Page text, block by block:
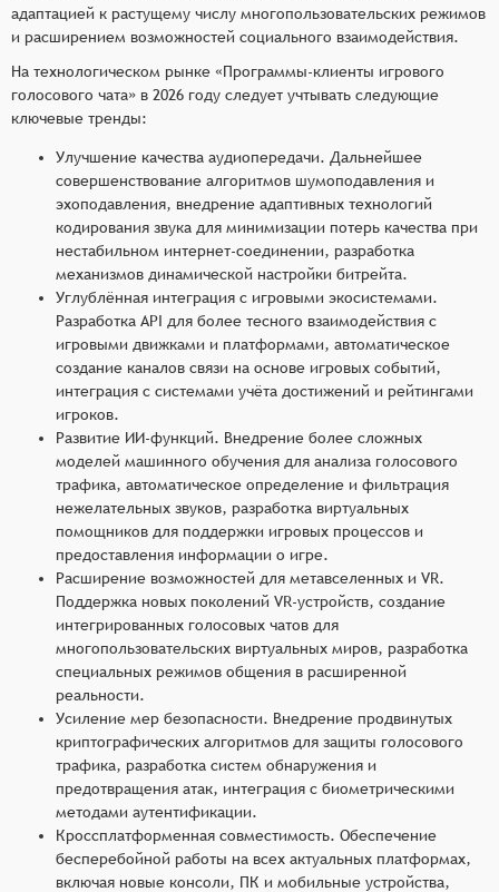
адаптацией к растущему числу многопользовательских режимов
и расширением возможностей социального взаимодействия.
На технологическом рынке «Программы-клиенты игрового
голосового чата» в 2026 году следует учтывать следующие
ключевые тренды:
Улучшение качества аудиопередачи. Дальнейшее
совершенствование алгоритмов шумоподавления и
эхоподавления, внедрение адаптивных технологий
кодирования звука для минимизации потерь качества при
нестабильном интернет-соединении, разработка
механизмов динамической настройки битрейта.
Углублённая интеграция с игровыми экосистемами.
Разработка API для более тесного взаимодействия с
игровыми движками и платформами, автоматическое
создание каналов связи на основе игровых событий,
интеграция с системами учёта достижений и рейтингами
игроков.
Развитие ИИ-функций. Внедрение более сложных
моделей машинного обучения для анализа голосового
трафика, автоматическое определение и фильтрация
нежелательных звуков, разработка виртуальных
помощников для поддержки игровых процессов и
предоставления информации о игре.
Расширение возможностей для метавселенных и VR.
Поддержка новых поколений VR-устройств, создание
интегрированных голосовых чатов для
многопользовательских виртуальных миров, разработка
специальных режимов общения в расширенной
реальности.
Усиление мер безопасности. Внедрение продвинутых
криптографических алгоритмов для защиты голосового
трафика, разработка систем обнаружения и
предотвращения атак, интеграция с биометрическими
методами аутентификации.
Кроссплатформенная совместимость. Обеспечение
бесперебойной работы на всех актуальных платформах,
включая новые консоли, ПК и мобильные устройства,